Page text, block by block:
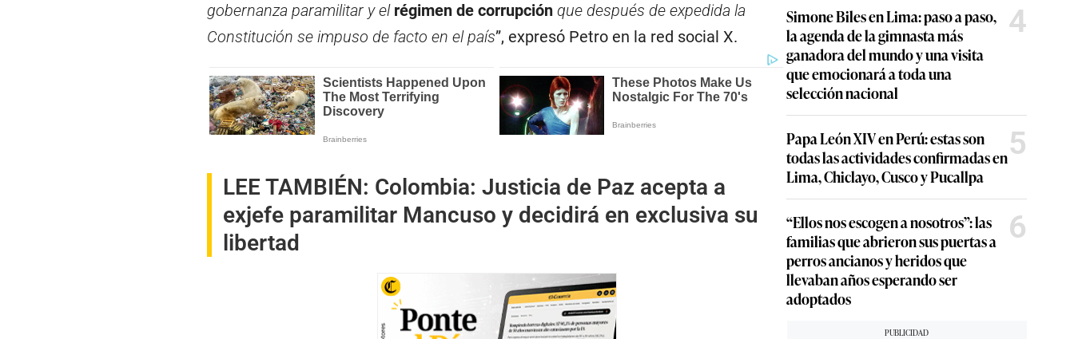
gobernanza paramilitar y el régimen de corrupción que después de expedida la
Constitución se impuso de facto en el país”, expresó Petro en la red social X.
LEE TAMBIÉN: Colombia: Justicia de Paz acepta a
exjefe paramilitar Mancuso y decidirá en exclusiva su
libertad
Simone Biles en Lima: paso a paso,
la agenda de la gimnasta más
ganadora del mundo y una visita
que emocionará a toda una
selección nacional
4
Papa León XIV en Perú: estas son
todas las actividades confirmadas en
Lima, Chiclayo, Cusco y Pucallpa
5
“Ellos nos escogen a nosotros”: las
familias que abrieron sus puertas a
perros ancianos y heridos que
llevaban años esperando ser
adoptados
6